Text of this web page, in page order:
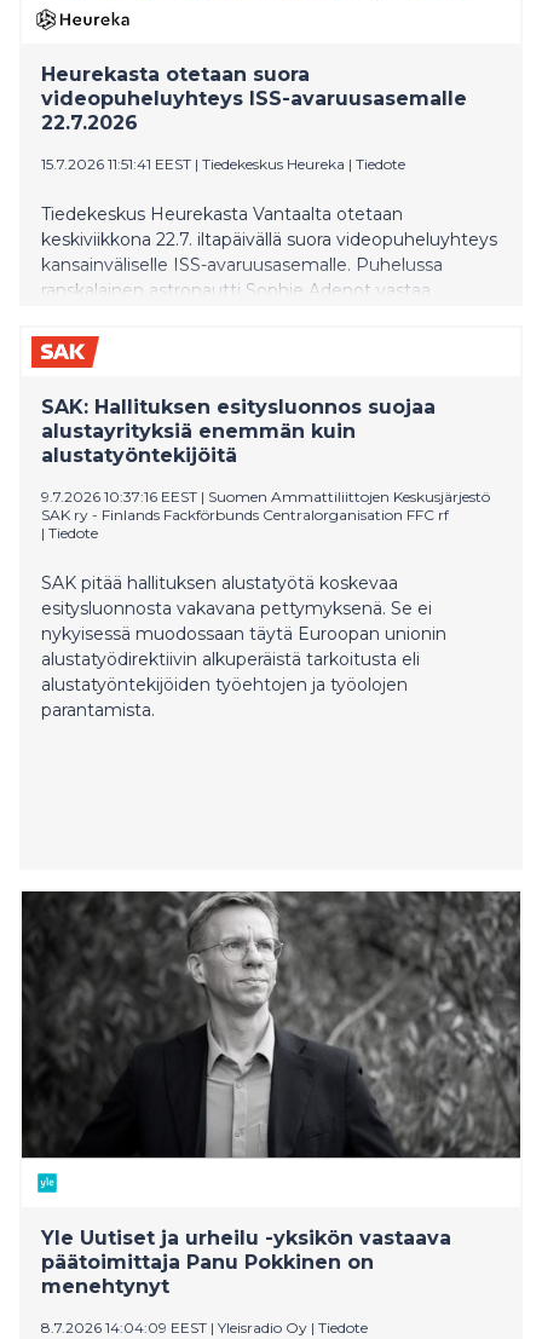
Heurekasta otetaan suora
videopuheluyhteys ISS-avaruusasemalle
22.7.2026
15.7.2026 11:51:41 EEST | Tiedekeskus Heureka | Tiedote
Tiedekeskus Heurekasta Vantaalta otetaan
keskiviikkona 22.7. iltapäivällä suora videopuheluyhteys
kansainväliselle ISS-avaruusasemalle. Puhelussa
ranskalainen astronautti Sophie Adenot vastaa
päivän aikana Heurekassa järjestetään
avaruusteemaista ohjelmaa. Tapahtumalla juhlistetaan
ESERO-toiminnan 20-vuotisjuhlavuotta. Median
edustajilla on mahdollisuus tulla Heurekan auditorioon
seuraamaan suoraa videopuheluyhteyttä ISS:n
avaruusasemalle keskiviikkona 22.7.2026 noin klo 15.35–
16.15 välillä. Ilmoittautumiset osoitteeseen
media@heureka.fi
SAK: Hallituksen esitysluonnos suojaa
alustayrityksiä enemmän kuin
alustatyöntekijöitä
9.7.2026 10:37:16 EEST | Suomen Ammattiliittojen Keskusjärjestö
SAK ry - Finlands Fackförbunds Centralorganisation FFC rf
| Tiedote
SAK pitää hallituksen alustatyötä koskevaa
esitysluonnosta vakavana pettymyksenä. Se ei
nykyisessä muodossaan täytä Euroopan unionin
alustatyödirektiivin alkuperäistä tarkoitusta eli
alustatyöntekijöiden työehtojen ja työolojen
parantamista.
Yle Uutiset ja urheilu -yksikön vastaava
päätoimittaja Panu Pokkinen on
menehtynyt
8.7.2026 14:04:09 EEST | Yleisradio Oy | Tiedote